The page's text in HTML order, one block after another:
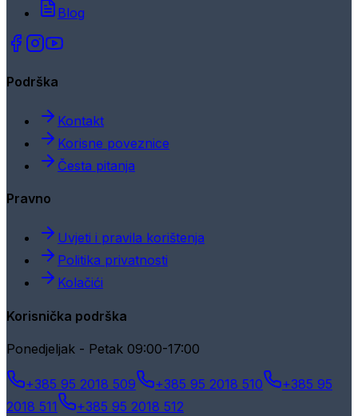
Blog
Podrška
Kontakt
Korisne poveznice
Česta pitanja
Pravno
Uvjeti i pravila korištenja
Politika privatnosti
Kolačići
Korisnička podrška
Ponedjeljak - Petak 09:00-17:00
+385 95 2018 509 +385 95 2018 510
+385 95
2018 511
+385 95 2018 512